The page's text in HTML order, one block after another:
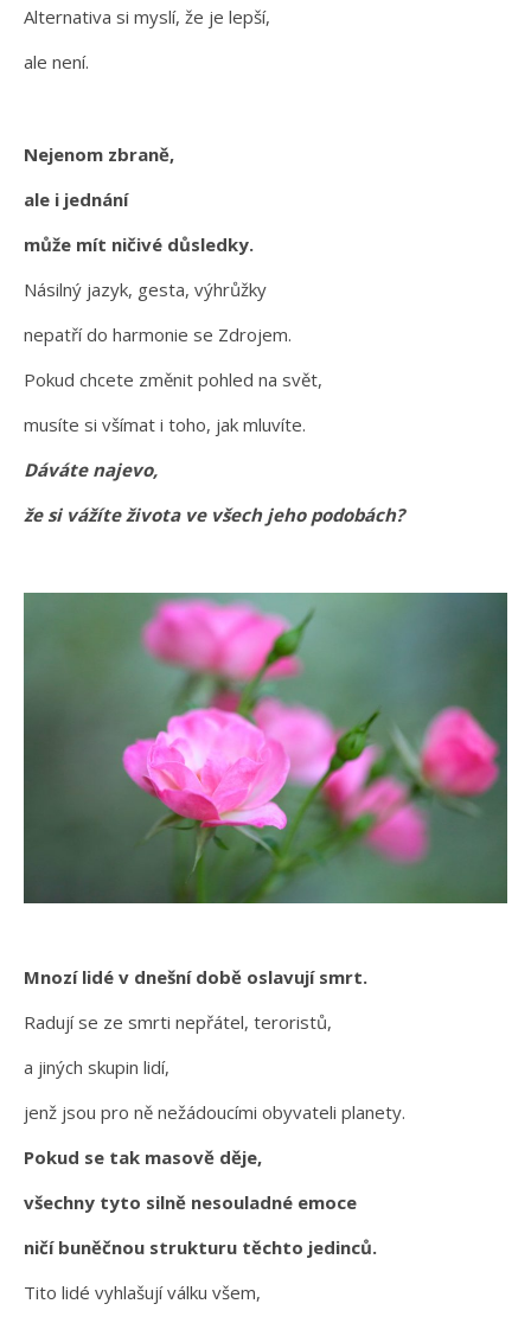
Alternativa si myslí, že je lepší,
ale není.
Nejenom zbraně,
ale i jednání
může mít ničivé důsledky.
Násilný jazyk, gesta, výhrůžky
nepatří do harmonie se Zdrojem.
Pokud chcete změnit pohled na svět,
musíte si všímat i toho, jak mluvíte.
Dáváte najevo,
že si vážíte života ve všech jeho podobách?
Mnozí lidé v dnešní době oslavují smrt.
Radují se ze smrti nepřátel, teroristů,
a jiných skupin lidí,
jenž jsou pro ně nežádoucími obyvateli planety.
Pokud se tak masově děje,
všechny tyto silně nesouladné emoce
ničí buněčnou strukturu těchto jedinců.
Tito lidé vyhlašují válku všem,